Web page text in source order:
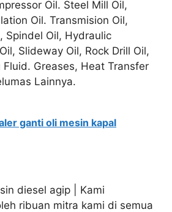
Oil. Steel Mill Oil,
Oil. Transmision Oil,
Spindel Oil, Hydraulic
Slideway Oil, Rock Drill Oil,
Fluid. Greases, Heat Transfer
Lainnya.
ganti oli mesin kapal
diesel agip | Kami
ribuan mitra kami di semua